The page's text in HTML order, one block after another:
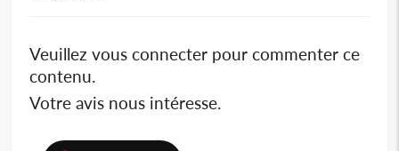
Veuillez vous connecter pour commenter ce
contenu.
Votre avis nous intéresse.